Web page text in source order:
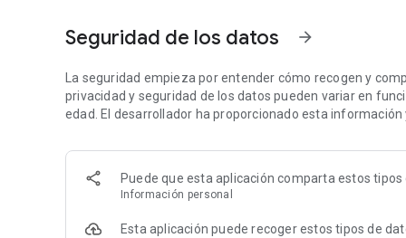
necesitas tu código de reserva para acceder y aparcar tu
LA FORMA MÁS SENCILLA DE ENCONTRAR PARKING
√ Elige la zona en la que quieres aparcar y las fechas de
Deja que la app te geolocalice o busca por calle, ciudad
aparcar tu vehículo. Acto seguido, solo tendrás que
que viajar en tren, barco o avión, también encontrarás
√ Infinidad de aparcamientos a tu disposición
Seguridad de los datos arrow_forward
La seguridad empieza por entender cómo recogen y
privacidad y seguridad de los datos pueden variar en
edad. El desarrollador ha proporcionado esta
Puede que esta aplicación comparta estos
Información personal
Esta aplicación puede recoger estos tipos de